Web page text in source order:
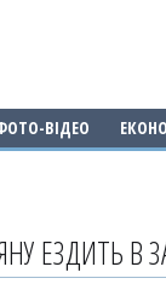
ВІДЕО
ЕЗДИТЬ В